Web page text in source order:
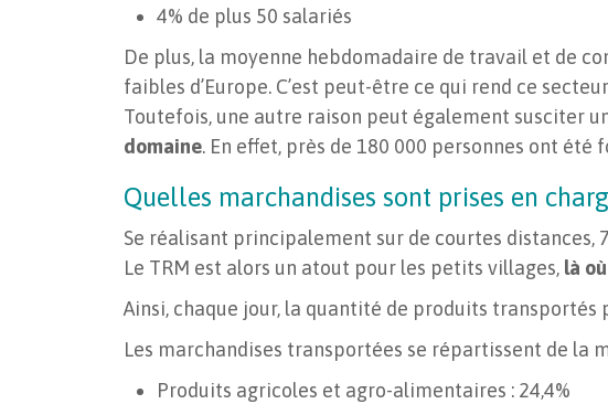
4% de plus 50 salariés
De plus, la moyenne hebdomadaire de travail et de
faibles d’Europe. C’est peut-être ce qui rend ce
Toutefois, une autre raison peut également susciter
domaine. En effet, près de 180 000 personnes ont
Quelles marchandises sont prises en
Se réalisant principalement sur de courtes distances,
Le TRM est alors un atout pour les petits villages, là
Ainsi, chaque jour, la quantité de produits
Les marchandises transportées se répartissent de la
Produits agricoles et agro-alimentaires : 24,4%